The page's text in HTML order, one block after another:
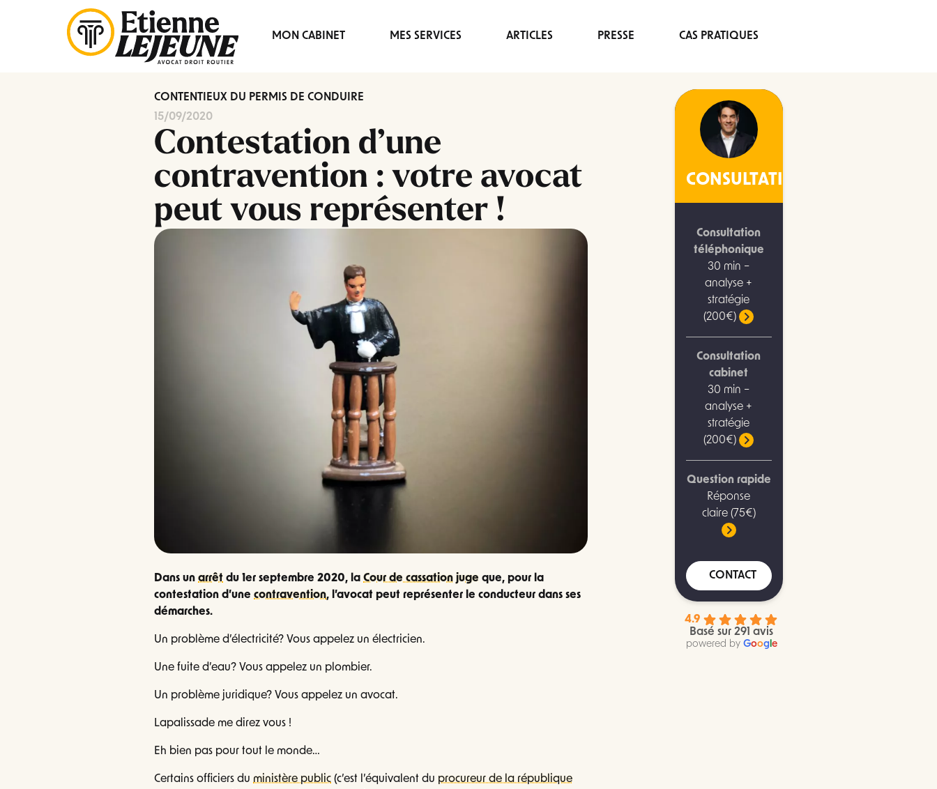
MON CABINET MES SERVICES ARTICLES PRESSE CAS PRATIQUES
CONTENTIEUX DU PERMIS DE CONDUIRE
15/09/2020
Contestation d’une
contravention : votre avocat
peut vous représenter !
Dans unarrêt du 1er septembre 2020, laCour de cassation juge que, pour la
contestation d’unecontravention, l’avocat peut représenter le conducteur dans ses
démarches.
Un problème d’électricité? Vous appelez un électricien.
Une fuite d’eau? Vous appelez un plombier.
Un problème juridique? Vous appelez un avocat.
Lapalissade me direz vous !
Eh bien pas pour tout le monde…
Certains officiers du ministère public (c’est l’équivalent du procureur de la république
CONSULTATION
Consultation
téléphonique
30 min –
analyse +
stratégie
(200€)
Consultation
cabinet
30 min –
analyse +
stratégie
(200€)
Question rapide
Réponse
claire (75€)
CONTACT
4.9
Basé sur 291 avis
powered by Google